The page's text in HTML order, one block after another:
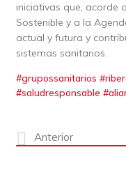
iniciativas que, acorde
Sostenible y a la
actual y futura y
sistemas sanitarios.
#grupossanitarios
#saludresponsable
Anterior